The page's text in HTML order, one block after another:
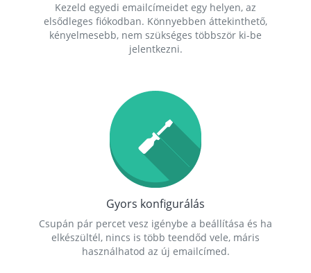
Kezeld egyedi emailcímeidet egy helyen, az
elsődleges fiókodban. Könnyebben áttekinthető,
kényelmesebb, nem szükséges többször ki-be
jelentkezni.
Gyors konfigurálás
Csupán pár percet vesz igénybe a beállítása és ha
elkészültél, nincs is több teendőd vele, máris
használhatod az új emailcímed.